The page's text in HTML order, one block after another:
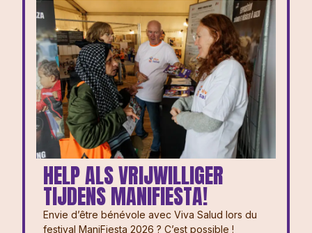
HELP ALS VRIJWILLIGER
TIJDENS MANIFIESTA!
Envie d’être bénévole avec Viva Salud lors du
festival ManiFiesta 2026 ? ⁠⁠C’est possible !